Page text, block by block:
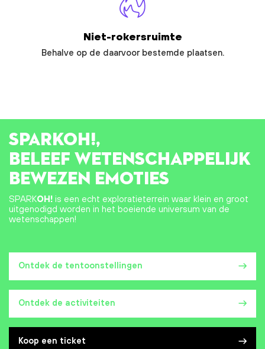
Niet-rokersruimte
Behalve op de daarvoor bestemde plaatsen.
Ontdek de tentoonstellingen
Ontdek de activiteiten
Koop een ticket
SPARKOH!,
BELEEF WETENSCHAPPELIJK
BEWEZEN EMOTIES
SPARKOH! is een echt exploratieterrein waar klein en groot
uitgenodigd worden in het boeiende universum van de
wetenschappen!